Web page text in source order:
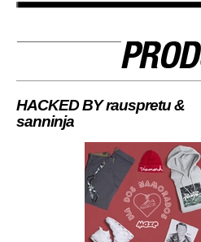
HACKED BY rauspretu &
sanninja